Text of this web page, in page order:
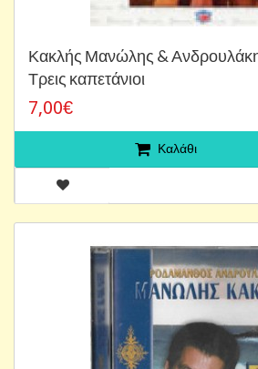
Κακλής Μανώλης &
Τρεις καπετάνιοι
7,00€
Καλάθι